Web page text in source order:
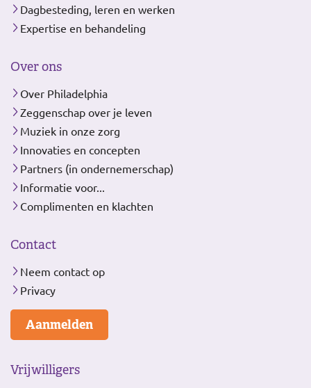
Dagbesteding, leren en werken
Expertise en behandeling
Over ons
Over Philadelphia
Zeggenschap over je leven
Muziek in onze zorg
Innovaties en concepten
Partners (in ondernemerschap)
Informatie voor...
Complimenten en klachten
Contact
Neem contact op
Privacy
Aanmelden
Vrijwilligers